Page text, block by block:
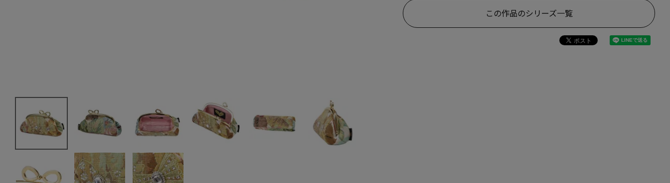
この作品のシリーズ一覧